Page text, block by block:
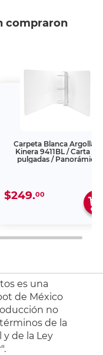
compraron
Carpeta Blanca Argolla D
Kinera 9411BL / Carta / 4
pulgadas / Panorámica
$249.00
es una
de México
no
de la
de la Ley